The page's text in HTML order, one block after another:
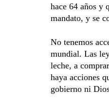
hace 64 años y
mandato, y se
No tenemos
mundial. Las
leche, a
haya acciones
gobierno ni